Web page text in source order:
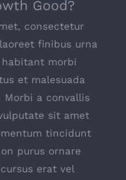
Good?
consectetur
finibus urna
morbi
et malesuada
Morbi a convallis
sit amet
tincidunt
purus ornare
erat vel